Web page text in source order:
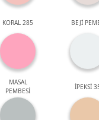
KORAL 285 BEJİ
MASAL
PEMBESİ
İPEKSİ